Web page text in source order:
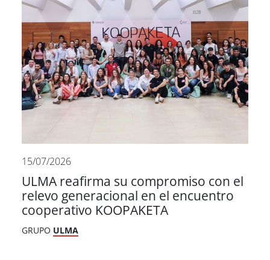
15/07/2026
ULMA reafirma su compromiso con el
relevo generacional en el encuentro
cooperativo KOOPAKETA
GRUPO ULMA